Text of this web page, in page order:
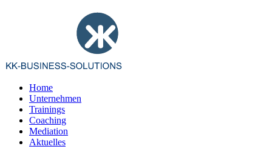
Home
Unternehmen
Trainings
Coaching
Mediation
Aktuelles